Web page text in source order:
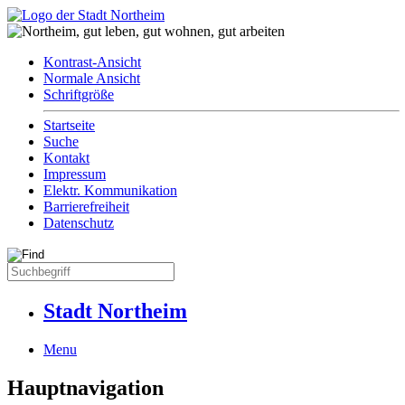
Kontrast-Ansicht
Normale Ansicht
Schriftgröße
Startseite
Suche
Kontakt
Impressum
Elektr. Kommunikation
Barrierefreiheit
Datenschutz
Stadt Northeim
Menu
Hauptnavigation